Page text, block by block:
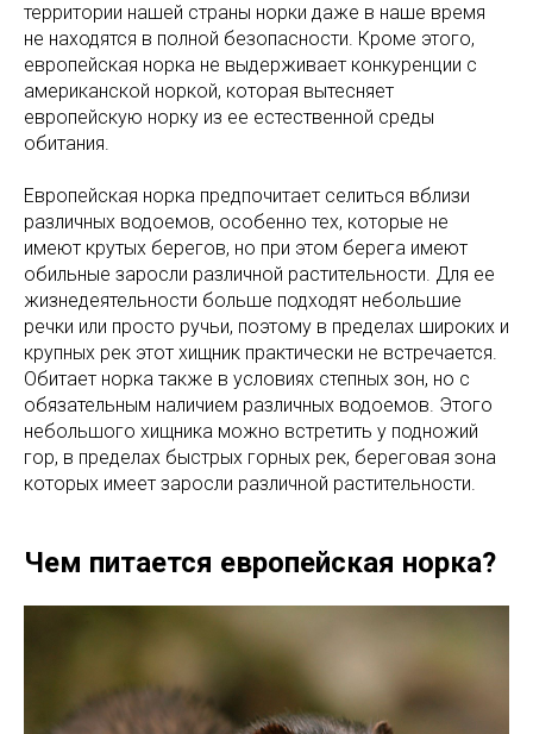
территории нашей страны норки даже в наше время
не находятся в полной безопасности. Кроме этого,
европейская норка не выдерживает конкуренции с
американской норкой, которая вытесняет
европейскую норку из ее естественной среды
обитания.
Европейская норка предпочитает селиться вблизи
различных водоемов, особенно тех, которые не
имеют крутых берегов, но при этом берега имеют
обильные заросли различной растительности. Для ее
жизнедеятельности больше подходят небольшие
речки или просто ручьи, поэтому в пределах широких и
крупных рек этот хищник практически не встречается.
Обитает норка также в условиях степных зон, но с
обязательным наличием различных водоемов. Этого
небольшого хищника можно встретить у подножий
гор, в пределах быстрых горных рек, береговая зона
которых имеет заросли различной растительности.
Чем питается европейская норка?